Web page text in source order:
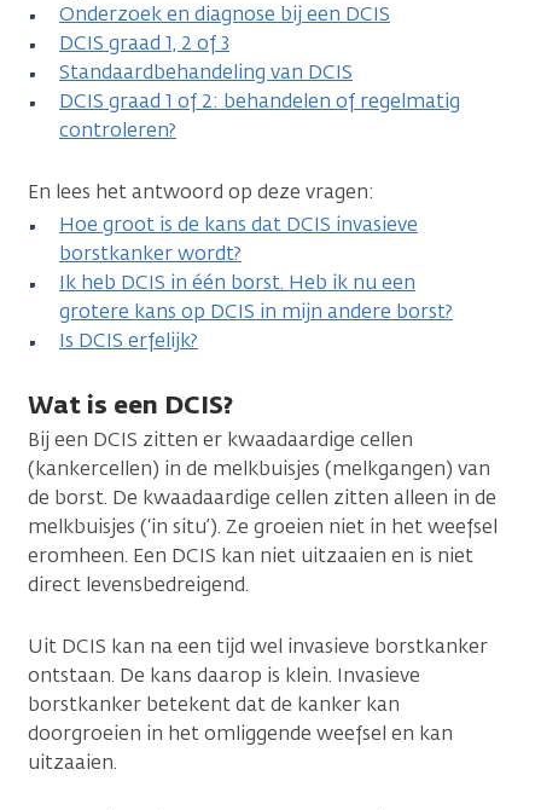
Onderzoek en diagnose bij een DCIS
DCIS graad 1, 2 of 3
Standaardbehandeling van DCIS
DCIS graad 1 of 2: behandelen of regelmatig
controleren?
En lees het antwoord op deze vragen:
Hoe groot is de kans dat DCIS invasieve
borstkanker wordt?
Ik heb DCIS in één borst. Heb ik nu een
grotere kans op DCIS in mijn andere borst?
Is DCIS erfelijk?
Wat is een DCIS?
Bij een DCIS zitten er kwaadaardige cellen
(kankercellen) in de melkbuisjes (melkgangen) van
de borst. De kwaadaardige cellen zitten alleen in de
melkbuisjes (‘in situ’). Ze groeien niet in het weefsel
eromheen. Een DCIS kan niet uitzaaien en is niet
direct levensbedreigend.
Uit DCIS kan na een tijd wel invasieve borstkanker
ontstaan. De kans daarop is klein. Invasieve
borstkanker betekent dat de kanker kan
doorgroeien in het omliggende weefsel en kan
uitzaaien.